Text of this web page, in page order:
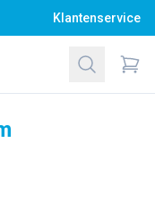
Klantenservice
B.V.
Zoeken